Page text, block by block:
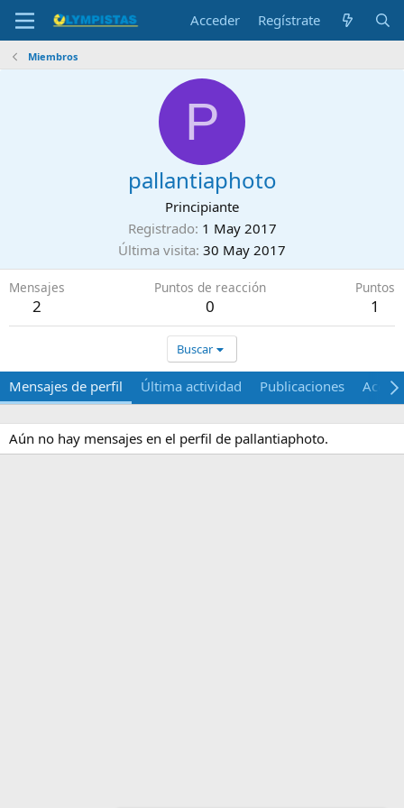
Acceder Regístrate
Miembros
P
pallantiaphoto
Principiante
Registrado 1 May 2017
Última visita 30 May 2017
Mensajes
2
Puntos de reacción
0
Puntos
1
Buscar
Mensajes de perfil Última actividad Publicaciones Acerca
Aún no hay mensajes en el perfil de pallantiaphoto.